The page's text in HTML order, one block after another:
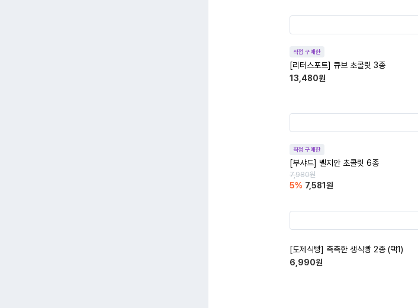
직접 구매한
[리터스포트] 큐브 초콜릿 3종
13,480원
직접 구매한
[부샤드] 벨지안 초콜릿 6종
7,980원
5% 7,581 원
[도제식빵] 촉촉한 생식빵 2종 (택1)
6,990원